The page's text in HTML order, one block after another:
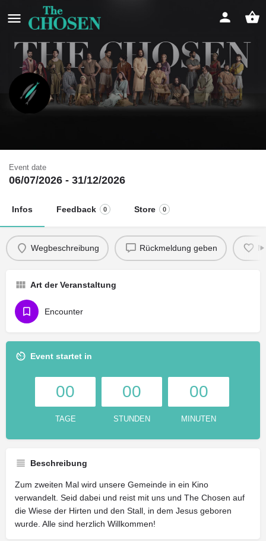
Event date
06/07/2026 - 31/12/2026
Infos Feedback 0 Store 0
Wegbeschreibung Rückmeldung geben
Art der Veranstaltung
Encounter
Event startet in
00
TAGE
00
STUNDEN
00
MINUTEN
Beschreibung
Zum zweiten Mal wird unsere Gemeinde in ein Kino
verwandelt. Seid dabei und reist mit uns und The Chosen auf
die Wiese der Hirten und den Stall, in dem Jesus geboren
wurde. Alle sind herzlich Willkommen!